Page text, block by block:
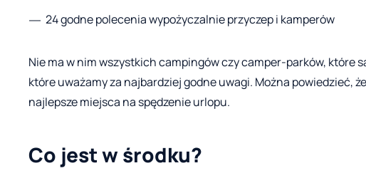
24 godne polecenia wypożyczalnie przyczep i kamperów
Nie ma w nim wszystkich campingów czy camper-parków, które
które uważamy za najbardziej godne uwagi. Można powiedzieć,
najlepsze miejsca na spędzenie urlopu.
Co jest w środku?